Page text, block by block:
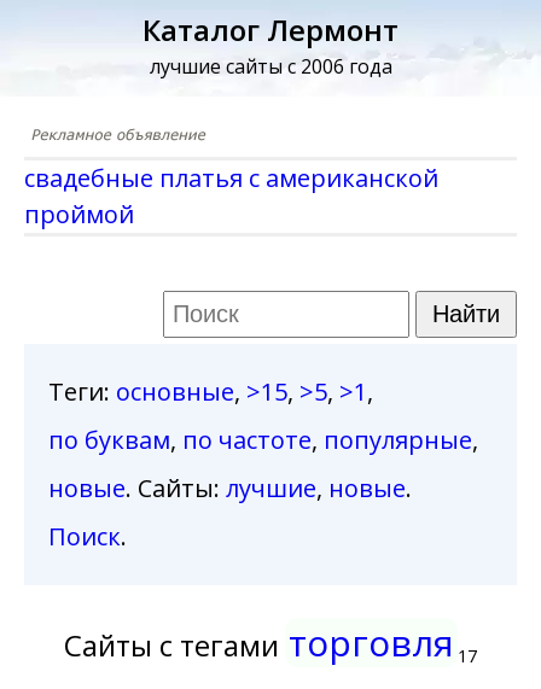
Каталог Лермонт
лучшие сайты с 2006 года
свадебные платья с американской
проймой
Теги: основные, >15, >5, >1,
по буквам, по частоте, популярные,
новые. Сайты: лучшие, новые.
Поиск.
Сайты с тегами торговля 17